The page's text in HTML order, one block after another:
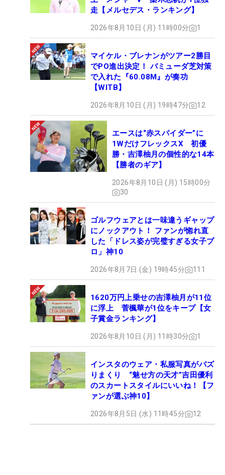
走【メルセデス・ランキング】
2026年8月10日 (月) 11時00分 1
マイケル・ブレナンがツアー2勝目
でPO進出決定！ バミューダ芝対策
で入れた『60.08M』が奏功
【WITB】
2026年8月10日 (月) 19時47分 12
エースは“赤スパイダー”に
1WだけフレックスX 初優
勝・吉澤柚月の個性的な14本
【勝者のギア】
2026年8月10日 (月) 15時00分
30
ゴルフウェアとは一味違うギャップ
にノックアウト！ ファンが惚れ直
した「ドレス姿が完璧すぎる女子プ
ロ」神10
2026年8月7日 (金) 19時45分 111
1620万円上乗せの吉澤柚月が11位
に浮上 菅楓華が1位をキープ【女
子賞金ランキング】
2026年8月10日 (月) 11時30分 1
インスタのウェア・私服写真がバズ
りまくり “魅せ方の天才”吉田優利
のスカートスタイルにいいね！【フ
ァンが選ぶ神10】
2026年8月5日 (水) 11時45分 12